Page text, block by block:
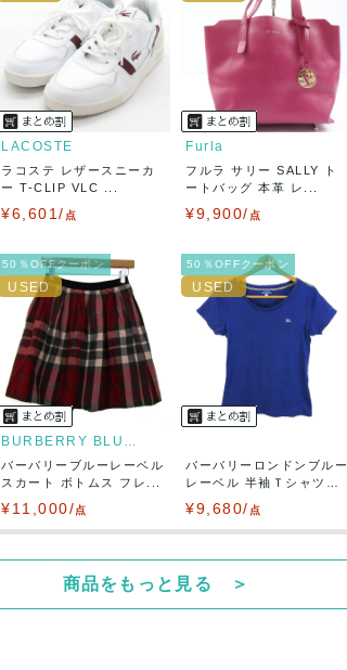
LACOSTE
ラコステ レザースニーカ
ー T-CLIP VLC ...
¥6,601/ 点
Furla
フルラ サリー SALLY ト
ートバッグ 本革 レ...
¥9,900/ 点
50％OFFクーポン
BURBERRY BLUE LABEL
バーバリーブルーレーベル
スカート ボトムス フレ...
¥11,000/点
50％OFFクーポン
バーバリーロンドンブルー
レーベル 半袖Ｔシャツ
¥9,680/ 点
商品をもっと見る ＞